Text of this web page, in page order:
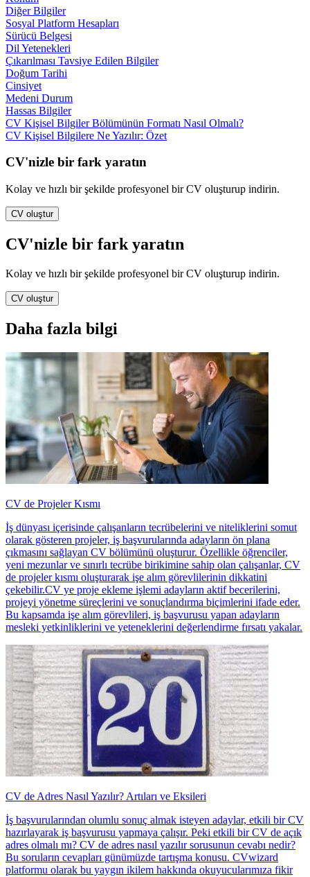
Diğer Bilgiler
Sosyal Platform Hesapları
Sürücü Belgesi
Dil Yetenekleri
Çıkarılması Tavsiye Edilen Bilgiler
Doğum Tarihi
Cinsiyet
Medeni Durum
Hassas Bilgiler
CV Kişisel Bilgiler Bölümünün Formatı Nasıl Olmalı?
CV Kişisel Bilgilere Ne Yazılır: Özet
CV'nizle bir fark yaratın
Kolay ve hızlı bir şekilde profesyonel bir CV oluşturup indirin.
CV oluştur
CV'nizle bir fark yaratın
Kolay ve hızlı bir şekilde profesyonel bir CV oluşturup indirin.
CV oluştur
Daha fazla bilgi
CV de Projeler Kısmı
İş dünyası içerisinde çalışanların tecrübelerini ve niteliklerini somut
olarak gösteren projeler, iş başvurularında adayların ön plana
çıkmasını sağlayan CV bölümünü oluşturur. Özellikle öğrenciler,
yeni mezunlar ve sınırlı tecrübe birikimine sahip olan çalışanlar, CV
de projeler kısmı oluşturarak işe alım görevlilerinin dikkatini
çekebilir.CV ye proje ekleme işlemi adayların aktif becerilerini,
projeyi yönetme süreçlerini ve sonuçlandırma biçimlerini ifade eder.
Bu kapsamda işe alım görevlileri, iş başvurusu yapan adayların
mesleki yetkinliklerini ve yeteneklerini değerlendirme fırsatı yakalar.
CV de Adres Nasıl Yazılır? Artıları ve Eksileri
İş başvurularından olumlu sonuç almak isteyen adaylar, etkili bir CV
hazırlayarak iş başvurusu yapmaya çalışır. Peki etkili bir CV de açık
adres olmalı mı? CV de adres nasıl yazılır sorusunun cevabı nedir?
Bu soruların cevapları günümüzde tartışma konusu. CVwizard
platformu olarak bu yaygın ikilem hakkında okuyucularımıza fikir